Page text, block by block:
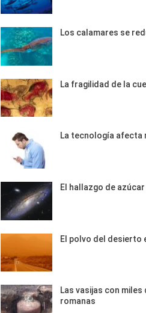
Los calamares se
La fragilidad de la
La tecnología afecta
El hallazgo de azúcar
El polvo del desierto
Las vasijas con miles
romanas